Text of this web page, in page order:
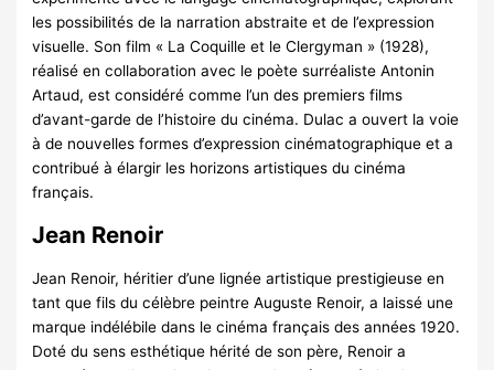
les possibilités de la narration abstraite et de l’expression
visuelle. Son film « La Coquille et le Clergyman » (1928),
réalisé en collaboration avec le poète surréaliste Antonin
Artaud, est considéré comme l’un des premiers films
d’avant-garde de l’histoire du cinéma. Dulac a ouvert la voie
à de nouvelles formes d’expression cinématographique et a
contribué à élargir les horizons artistiques du cinéma
français.
Jean Renoir
Jean Renoir, héritier d’une lignée artistique prestigieuse en
tant que fils du célèbre peintre Auguste Renoir, a laissé une
marque indélébile dans le cinéma français des années 1920.
Doté du sens esthétique hérité de son père, Renoir a